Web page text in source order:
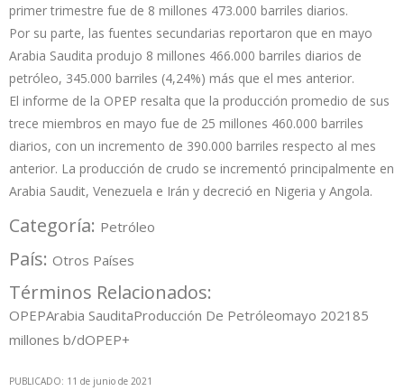
primer trimestre fue de 8 millones 473.000 barriles diarios.
Por su parte, las fuentes secundarias reportaron que en mayo
Arabia Saudita produjo 8 millones 466.000 barriles diarios de
petróleo, 345.000 barriles (4,24%) más que el mes anterior.
El informe de la OPEP resalta que la producción promedio de sus
trece miembros en mayo fue de 25 millones 460.000 barriles
diarios, con un incremento de 390.000 barriles respecto al mes
anterior. La producción de crudo se incrementó principalmente en
Arabia Saudit, Venezuela e Irán y decreció en Nigeria y Angola.
Categoría: Petróleo
País: Otros Países
Términos Relacionados:
OPEPArabia SauditaProducción De Petróleomayo 2021 85
millones b/dOPEP+
PUBLICADO: 11 de junio de 2021